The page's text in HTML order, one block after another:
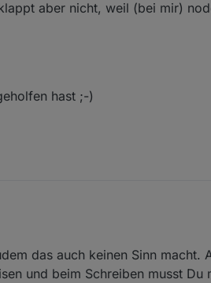
aber nicht, weil (bei mir)
hast ;-)
das auch keinen Sinn macht.
und beim Schreiben musst Du